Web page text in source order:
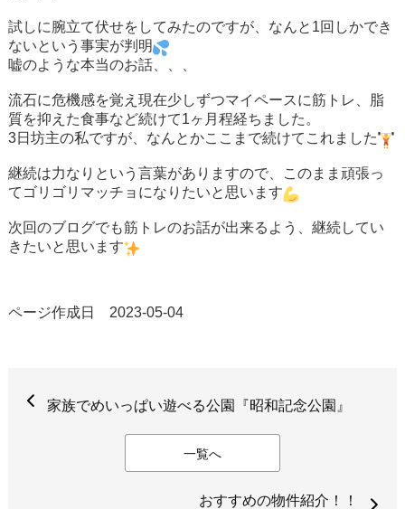
試しに腕立て伏せをしてみたのですが、なんと1回しかでき
ないという事実が判明
嘘のような本当のお話、、、
流石に危機感を覚え現在少しずつマイペースに筋トレ、脂
質を抑えた食事など続けて1ヶ月程経ちました。
3日坊主の私ですが、なんとかここまで続けてこれました
継続は力なりという言葉がありますので、このまま頑張っ
てゴリゴリマッチョになりたいと思います
次回のブログでも筋トレのお話が出来るよう、継続してい
きたいと思います
ページ作成日 2023-05-04
家族でめいっぱい遊べる公園『昭和記念公園』
一覧へ
おすすめの物件紹介！！